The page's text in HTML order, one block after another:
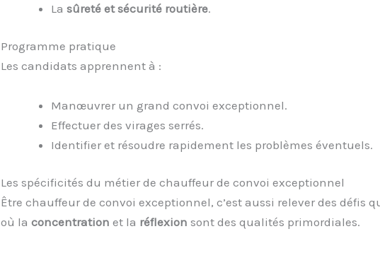
La sûreté et sécurité routière.
Programme pratique
Les candidats apprennent à :
Manœuvrer un grand convoi exceptionnel.
Effectuer des virages serrés.
Identifier et résoudre rapidement les problèmes éventuels.
Les spécificités du métier de chauffeur de convoi exceptionnel
Être chauffeur de convoi exceptionnel, c’est aussi relever des défis
où la concentration et la réflexion sont des qualités primordiales.